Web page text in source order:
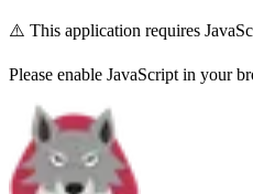
⚠️ This application requires
Please enable JavaScript in your